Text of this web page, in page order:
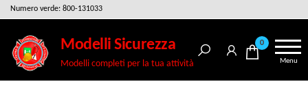
Salta
vai
contenuto
Numero verde: 800-131033
Modelli Sicurezza
Modelli completi per la tua attività
0
Menu